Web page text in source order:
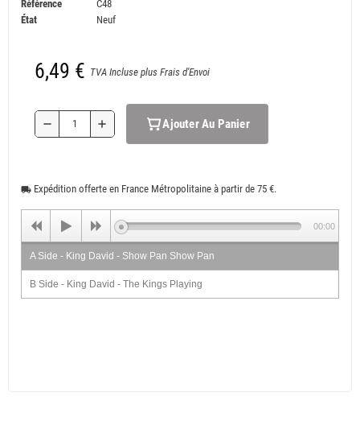
Référence
C48
État
Neuf
6,49 € TVA Incluse plus Frais d'Envoi
remove add Ajouter Au Panier
local_shipping Expédition offerte en France Métropolitaine à partir de 75 €.
A Side - King David - Show Pan Show Pan
B Side - King David - The Kings Playing
00:00